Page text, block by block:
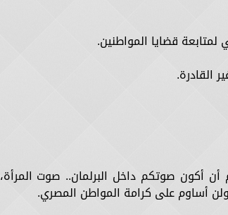
قضايا المواطنين.
القادرة.
أن أكون صوتكم داخل البرلمان.. صوت المرأة،
أساوم على كرامة المواطن المصري.